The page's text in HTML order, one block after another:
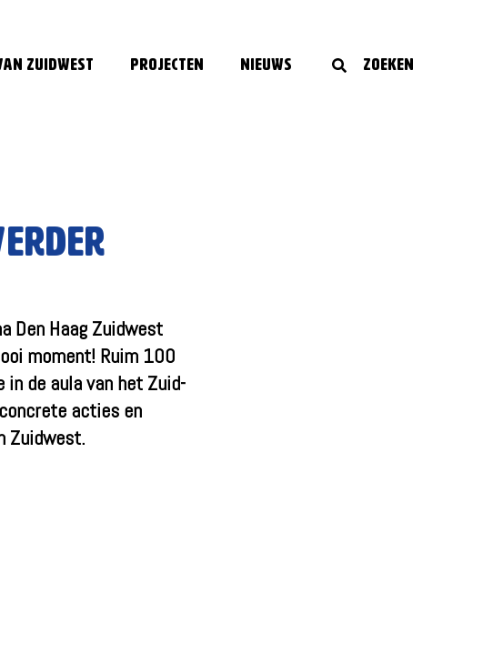
Zuidwest Projecten Nieuws Zoeken
Den Haag Zuidwest
moment! Ruim 100
de aula van het Zuid-
acties en
Zuidwest.